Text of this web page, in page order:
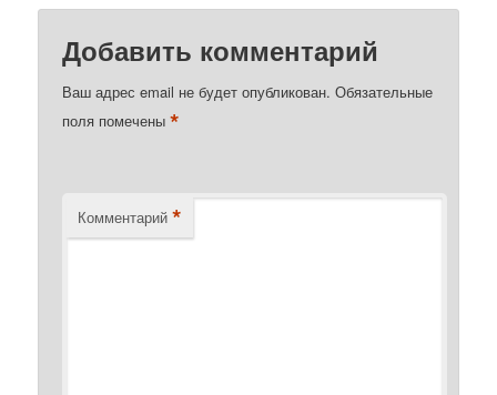
Добавить комментарий
Ваш адрес email не будет опубликован. Обязательные
поля помечены*
Комментарий *